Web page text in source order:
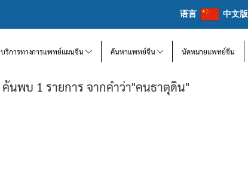
语言 中文版
บริการทางการแพทย์แผนจีน ค้นหาแพทย์จีน นัดหมายแพทย์จีน
ค้นพบ 1 รายการ จากคำว่า"คนธาตุดิน"